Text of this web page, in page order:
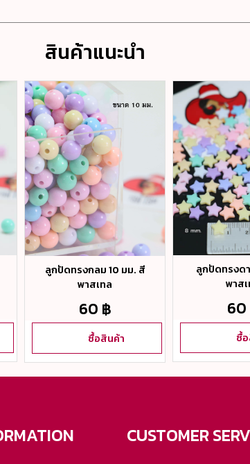
สินค้าแนะนำ
ลูกปัดทรงกลม 10 มม. สี
พาสเทล
60 ฿
ซื้อสินค้า
ลูกปัดทรงด
พาส
ซื้
CUSTOMER